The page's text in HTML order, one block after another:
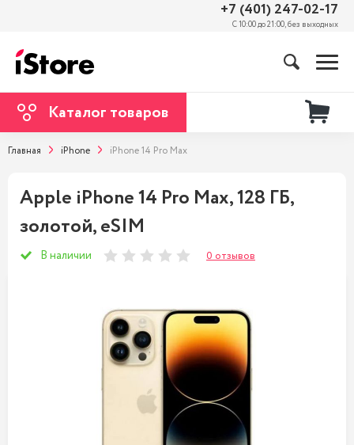
+7 (401) 247-02-17
С 10:00 до 21:00, без выходных
Каталог товаров
Главная iPhone iPhone 14 Pro Max
Apple iPhone 14 Pro Max, 128 ГБ,
золотой, eSIM
В наличии 0 отзывов